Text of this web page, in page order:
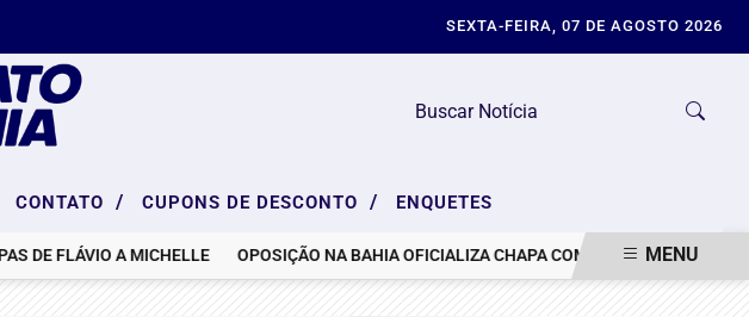
SEXTA-FEIRA, 07 DE AGOSTO 2026
CONTATO / CUPONS DE DESCONTO / ENQUETES
DE FLÁVIO A MICHELLE OPOSIÇÃO NA BAHIA OFICIALIZA CHAPA COM ACM NETO E
MENU